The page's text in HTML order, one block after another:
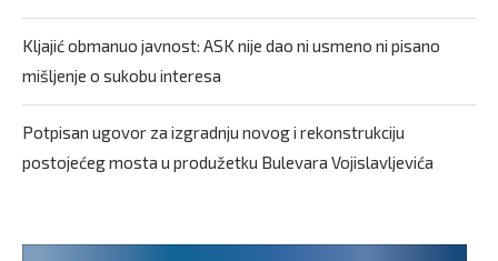
Kljajić obmanuo javnost: ASK nije dao ni usmeno ni pisano
mišljenje o sukobu interesa
Potpisan ugovor za izgradnju novog i rekonstrukciju
postojećeg mosta u produžetku Bulevara Vojislavljevića